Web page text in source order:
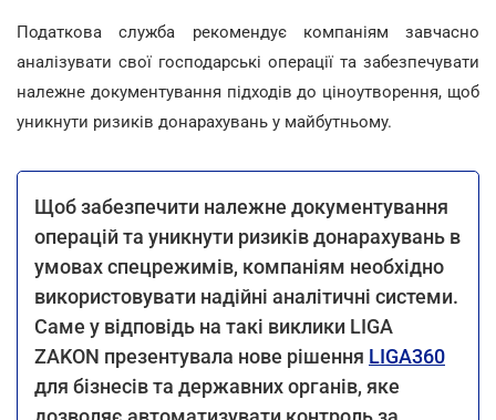
Податкова служба рекомендує компаніям завчасно
аналізувати свої господарські операції та забезпечувати
належне документування підходів до ціноутворення, щоб
уникнути ризиків донарахувань у майбутньому.
Щоб забезпечити належне документування
операцій та уникнути ризиків донарахувань в
умовах спецрежимів, компаніям необхідно
використовувати надійні аналітичні системи.
Саме у відповідь на такі виклики LIGA
ZAKON презентувала нове рішення LIGA360
для бізнесів та державних органів, яке